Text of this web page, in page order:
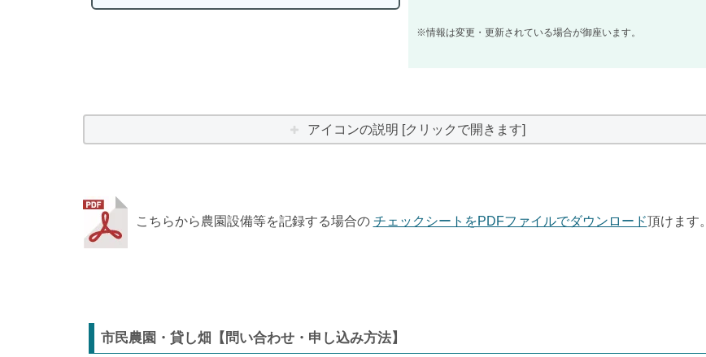
※情報は変更・更新されている場合が御座います。
アイコンの説明 [クリックで開きます]
こちらから農園設備等を記録する場合の チェックシートをPDFファイルでダウンロード頂けます。
市民農園・貸し畑【問い合わせ・申し込み方法】